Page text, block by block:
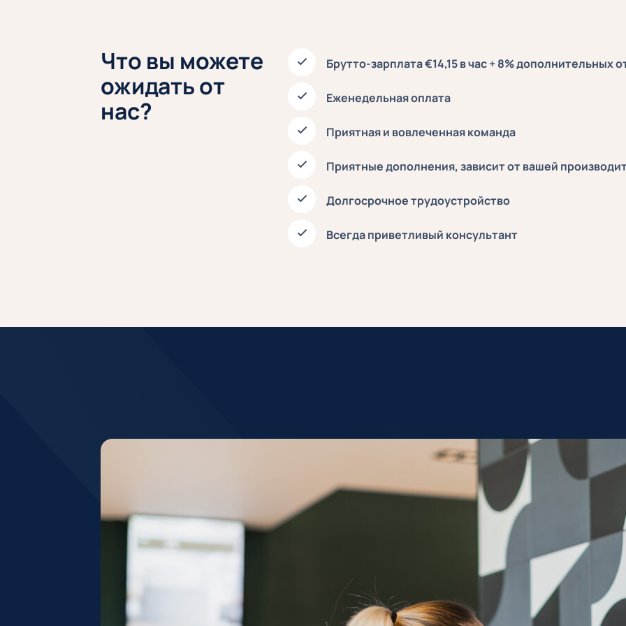
Что вы можете
ожидать от
нас?
Брутто-зарплата €14,15 в час + 8% дополнительных
Еженедельная оплата
Приятная и вовлеченная команда
Приятные дополнения, зависит от вашей
Долгосрочное трудоустройство
Всегда приветливый консультант